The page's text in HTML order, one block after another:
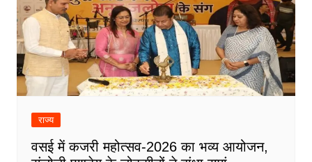
राज्य
वसई में कजरी महोत्सव-2026 का भव्य आयोजन,